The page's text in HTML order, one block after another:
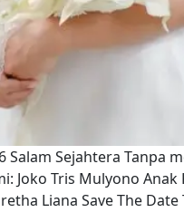
Salam Sejahtera
Joko Tris Mulyono
Liana Save The